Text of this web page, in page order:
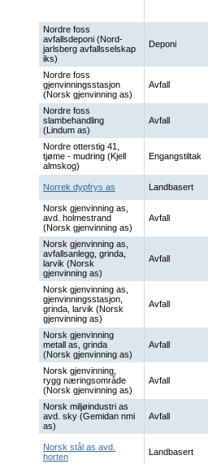
Nordre foss
avfallsdeponi (Nord-
jarlsberg avfallsselskap
iks)
Deponi
Nordre foss
gjenvinningsstasjon
(Norsk gjenvinning as)
Avfall
Nordre foss
slambehandling
(Lindum as)
Avfall
Nordre otterstig 41,
tjøme - mudring (Kjell
almskog)
Engangstiltak
Norrek dypfrys as Landbasert
Norsk gjenvinning as,
avd. holmestrand
(Norsk gjenvinning as)
Avfall
Norsk gjenvinning as,
avfallsanlegg, grinda,
larvik (Norsk
gjenvinning as)
Avfall
Norsk gjenvinning as,
gjenvinningsstasjon,
grinda, larvik (Norsk
gjenvinning as)
Avfall
Norsk gjenvinning
metall as, grinda
(Norsk gjenvinning as)
Avfall
Norsk gjenvinning,
rygg næringsområde
(Norsk gjenvinning as)
Avfall
Norsk miljøindustri as
avd. sky (Gemidan nmi
as)
Avfall
Norsk stål as avd.
horten
Landbasert